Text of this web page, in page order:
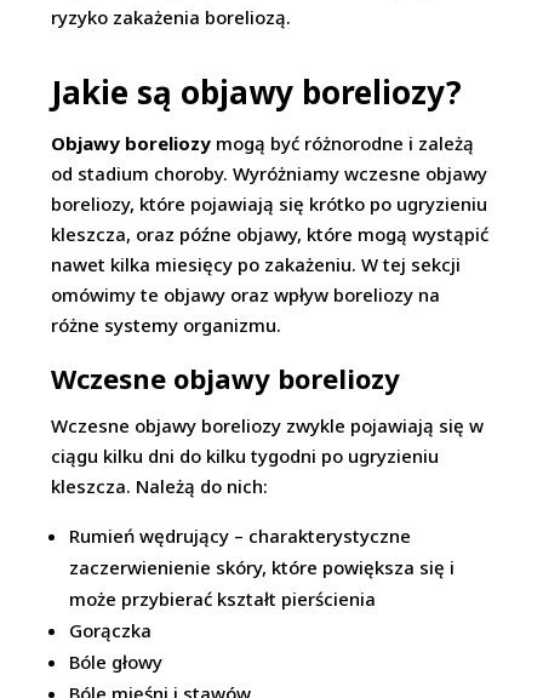
ryzyko zakażenia boreliozą.
Jakie są objawy boreliozy?
Objawy boreliozy mogą być różnorodne i zależą
od stadium choroby. Wyróżniamy wczesne objawy
boreliozy, które pojawiają się krótko po ugryzieniu
kleszcza, oraz późne objawy, które mogą wystąpić
nawet kilka miesięcy po zakażeniu. W tej sekcji
omówimy te objawy oraz wpływ boreliozy na
różne systemy organizmu.
Wczesne objawy boreliozy
Wczesne objawy boreliozy zwykle pojawiają się w
ciągu kilku dni do kilku tygodni po ugryzieniu
kleszcza. Należą do nich:
Rumień wędrujący – charakterystyczne
zaczerwienienie skóry, które powiększa się i
może przybierać kształt pierścienia
Gorączka
Bóle głowy
Bóle mięśni i stawów